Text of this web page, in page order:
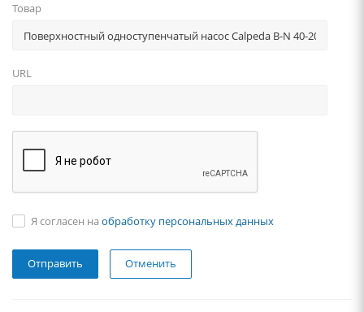
Товар
URL
Я согласен на обработку персональных данных
Отменить